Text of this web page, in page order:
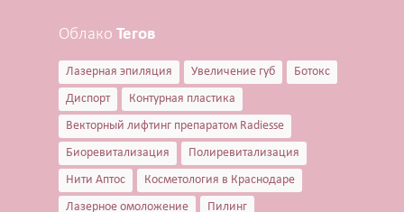
Облако Тегов
Лазерная эпиляция Увеличение губ
Ботокс
Диспорт
Контурная пластика
Векторный лифтинг препаратом Radiesse
Биоревитализация
Полиревитализация
Нити Аптос
Косметология в Краснодаре
Лазерное омоложение
Пилинг